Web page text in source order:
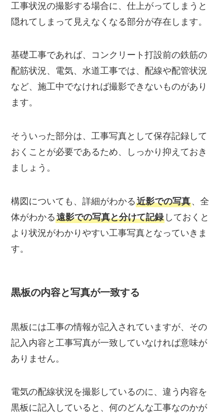
工事状況の撮影する場合に、仕上がってしまうと
隠れてしまって見えなくなる部分が存在します。
基礎工事であれば、コンクリート打設前の鉄筋の
配筋状況、電気、水道工事では、配線や配管状況
など、施工中でなければ撮影できないものがあり
ます。
そういった部分は、工事写真として保存記録して
おくことが必要であるため、しっかり抑えておき
ましょう。
構図についても、詳細がわかる近影での写真、全
体がわかる遠影での写真と分けて記録 しておくと
より状況がわかりやすい工事写真となっていきま
す。
黒板の内容と写真が一致する
黒板には工事の情報が記入されていますが、その
記入内容と工事写真が一致していなければ意味が
ありません。
電気の配線状況を撮影しているのに、違う内容を
黒板に記入していると、何のどんな工事なのかが